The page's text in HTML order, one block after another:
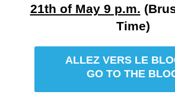
21th of May 9 p.m.
Time)
ALLEZ VERS LE
GO TO THE